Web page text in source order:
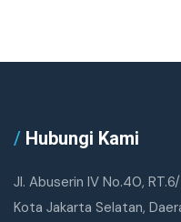
/ Hubungi Kami
Jl. Abuserin IV No.40,
Kota Jakarta Selatan,